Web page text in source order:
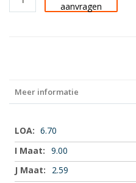
aanvragen
Meer informatie
Meer
informatie
6.70
9.00
2.59